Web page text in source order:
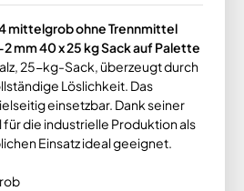
mittelgrob ohne Trennmittel
mm 40 x 25 kg Sack auf Palette
25-kg-Sack, überzeugt durch
Löslichkeit. Das
einsetzbar. Dank seiner
für die industrielle Produktion als
Einsatz ideal geeignet.